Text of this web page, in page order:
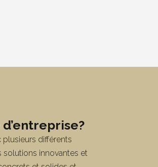
plusieurs différents
solutions innovantes et